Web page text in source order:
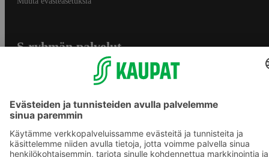
S-ryhmän palvelut
Yhteishyvä Ruoka -sovellus
S-ostoslista -sovellus
Prisma.fi
Sokos.fi